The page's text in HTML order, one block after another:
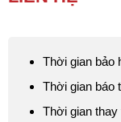
quay phim, bị mờ,
Thời gian bảo
Thời gian báo
Thời gian